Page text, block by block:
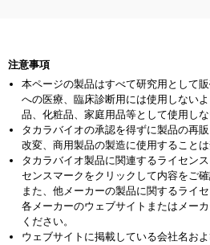
注意事項
本ページの製品はすべて研究用として
への医療、臨床診断用には使用しない
品、化粧品、家庭用品等として使用しな
タカラバイオの承認を得ずに製品の再
改変、商用製品の製造に使用することは
タカラバイオ製品に関連するライセン
センスマークをクリックして内容をご確
また、他メーカーの製品に関するライ
各メーカーのウェブサイトまたはメー
ください。
ウェブサイトに掲載している会社名お